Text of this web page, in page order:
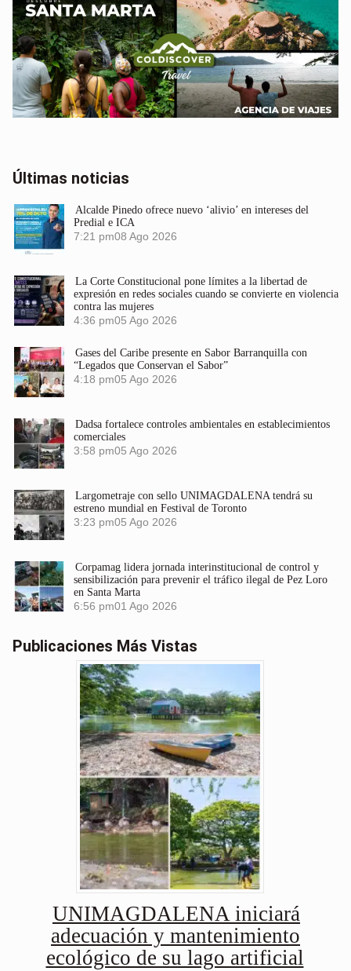
Últimas noticias
Alcalde Pinedo ofrece nuevo ‘alivio’ en intereses del
Predial e ICA
7:21 pm08 Ago 2026
La Corte Constitucional pone límites a la libertad de
expresión en redes sociales cuando se convierte en violencia
contra las mujeres
4:36 pm05 Ago 2026
Gases del Caribe presente en Sabor Barranquilla con
“Legados que Conservan el Sabor”
4:18 pm05 Ago 2026
Dadsa fortalece controles ambientales en establecimientos
comerciales
3:58 pm05 Ago 2026
Largometraje con sello UNIMAGDALENA tendrá su
estreno mundial en Festival de Toronto
3:23 pm05 Ago 2026
Corpamag lidera jornada interinstitucional de control y
sensibilización para prevenir el tráfico ilegal de Pez Loro
en Santa Marta
6:56 pm01 Ago 2026
Publicaciones Más Vistas
UNIMAGDALENA iniciará
adecuación y mantenimiento
ecológico de su lago artificial